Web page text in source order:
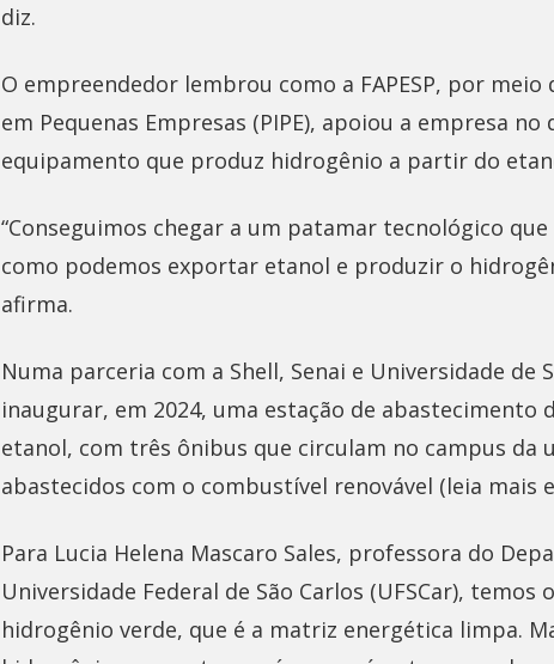
diz.
O empreendedor lembrou como a FAPESP, por
em Pequenas Empresas (PIPE), apoiou a empresa
equipamento que produz hidrogênio a partir do
“Conseguimos chegar a um patamar tecnológico
como podemos exportar etanol e produzir o
afirma.
Numa parceria com a Shell, Senai e Universidade de
inaugurar, em 2024, uma estação de abastecimento
etanol, com três ônibus que circulam no campus da
abastecidos com o combustível renovável (leia mais
Para Lucia Helena Mascaro Sales, professora do
Universidade Federal de São Carlos (UFSCar),
hidrogênio verde, que é a matriz energética limpa.